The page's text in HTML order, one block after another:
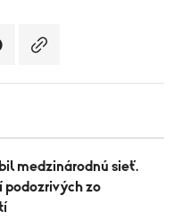
podozrivých zo